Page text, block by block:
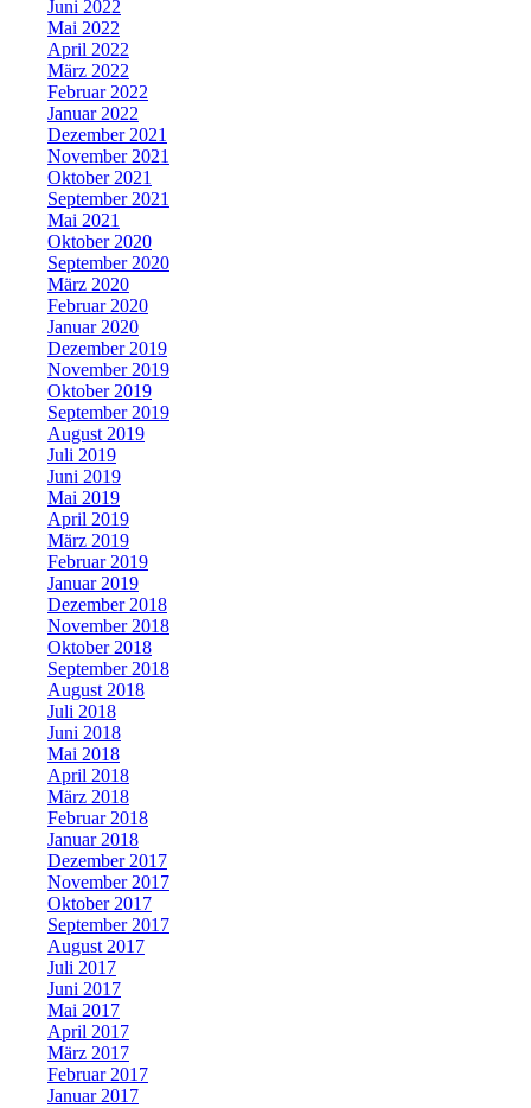
Juni 2022
Mai 2022
April 2022
März 2022
Februar 2022
Januar 2022
Dezember 2021
November 2021
Oktober 2021
September 2021
Mai 2021
Oktober 2020
September 2020
März 2020
Februar 2020
Januar 2020
Dezember 2019
November 2019
Oktober 2019
September 2019
August 2019
Juli 2019
Juni 2019
Mai 2019
April 2019
März 2019
Februar 2019
Januar 2019
Dezember 2018
November 2018
Oktober 2018
September 2018
August 2018
Juli 2018
Juni 2018
Mai 2018
April 2018
März 2018
Februar 2018
Januar 2018
Dezember 2017
November 2017
Oktober 2017
September 2017
August 2017
Juli 2017
Juni 2017
Mai 2017
April 2017
März 2017
Februar 2017
Januar 2017